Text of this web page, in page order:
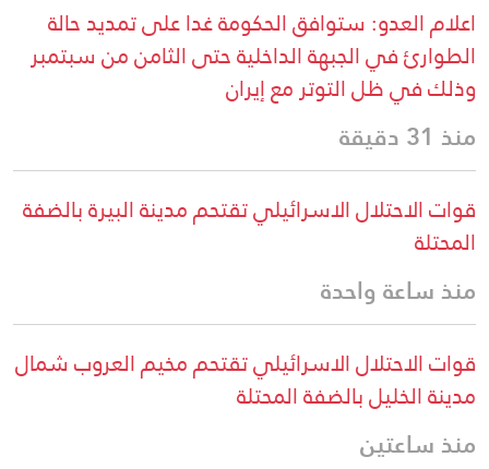
اعلام العدو: ستوافق الحكومة غدا على تمديد حالة
الطوارئ في الجبهة الداخلية حتى الثامن من سبتمبر
وذلك في ظل التوتر مع إيران
منذ 31 دقيقة
قوات الاحتلال الاسرائيلي تقتحم مدينة البيرة بالضفة
المحتلة
منذ ساعة واحدة
قوات الاحتلال الاسرائيلي تقتحم مخيم العروب شمال
مدينة الخليل بالضفة المحتلة
منذ ساعتين